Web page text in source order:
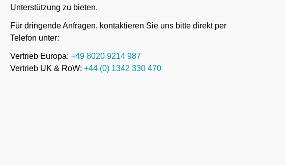
Unterstützung zu bieten.
Für dringende Anfragen, kontaktieren Sie uns bitte direkt per
Telefon unter:
Vertrieb Europa: +49 8020 9214 987
Vertrieb UK & RoW: +44 (0) 1342 330 470